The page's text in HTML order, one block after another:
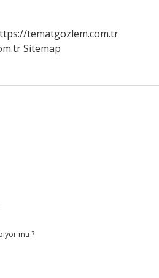
tematgozlem.com.tr
Sitemap
mu ?